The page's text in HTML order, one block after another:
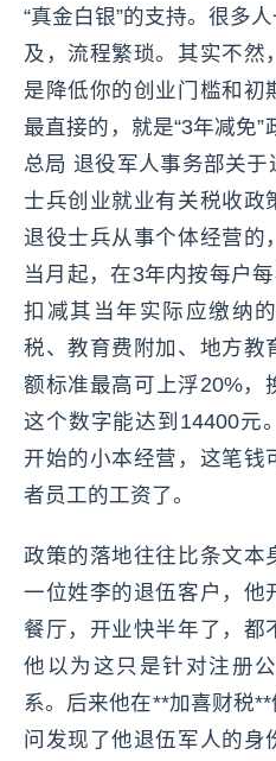
“真金白银”的支持。很多
及，流程繁琐。其实不然
是降低你的创业门槛和初
最直接的，就是“3年减免
总局 退役军人事务部关
士兵创业就业有关税收政
退役士兵从事个体经营的
当月起，在3年内按每户
扣减其当年实际应缴纳
税、教育费附加、地方教
额标准最高可上浮20%，
这个数字能达到14400元
开始的小本经营，这笔钱
者员工的工资了。
政策的落地往往比条文本
一位姓李的退伍客户，他
餐厅，开业快半年了，都
他以为这只是针对注册
系。后来他在**加喜财税
问发现了他退伍军人的身